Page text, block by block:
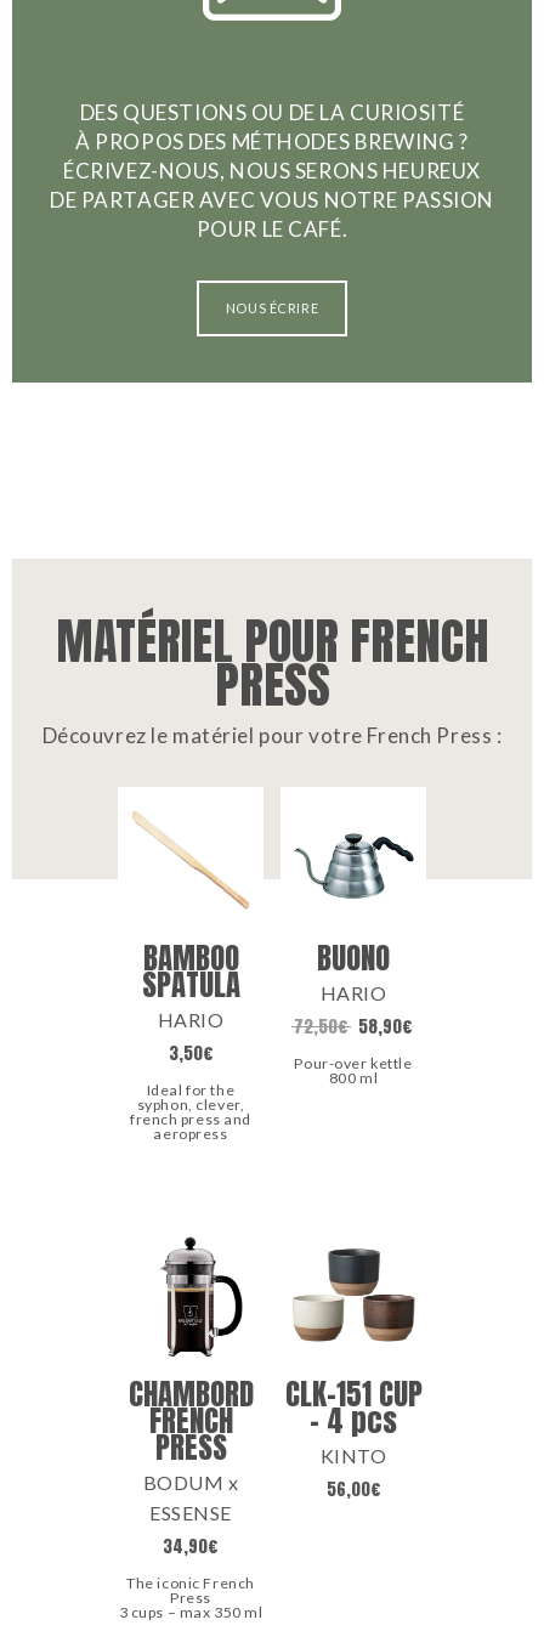
DES QUESTIONS OU DE LA CURIOSITÉ
À PROPOS DES MÉTHODES BREWING ?
ÉCRIVEZ-NOUS, NOUS SERONS HEUREUX
DE PARTAGER AVEC VOUS NOTRE PASSION
POUR LE CAFÉ.
NOUS ÉCRIRE
MATÉRIEL POUR FRENCH
PRESS
Découvrez le matériel pour votre French Press :
BAMBOO
SPATULA
HARIO
3,50€
Ideal for the
syphon, clever,
french press and
aeropress
BUONO
HARIO
72,50€ 58,90€
Pour-over kettle
800 ml
CHAMBORD
FRENCH
PRESS
BODUM x
ESSENSE
34,90€
The iconic French
Press
3 cups – max 350 ml
CLK-151 CUP
– 4 pcs
KINTO
56,00€